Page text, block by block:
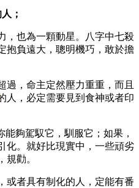
；
，也為一顆動星。八字中七殺
抱負遠大，聰明機巧，敢於擔
過，命主定然壓力重重，而且
人，必定需要見到食神或者印
能夠駕馭它，馴服它；如果，
化。就好比現實中，一些頑劣
規勸。
或者具有制化的人，定能有番